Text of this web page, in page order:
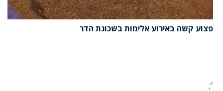
פצוע קשה באירוע אלימות בשכונת הדר
';